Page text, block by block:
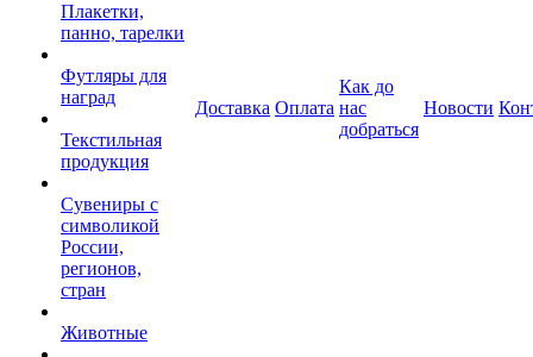
Плакетки,
панно, тарелки
Футляры для
наград
Текстильная
продукция
Сувениры с
символикой
России,
регионов,
стран
Животные
Доставка Оплата
Как до
нас
добраться
Новости